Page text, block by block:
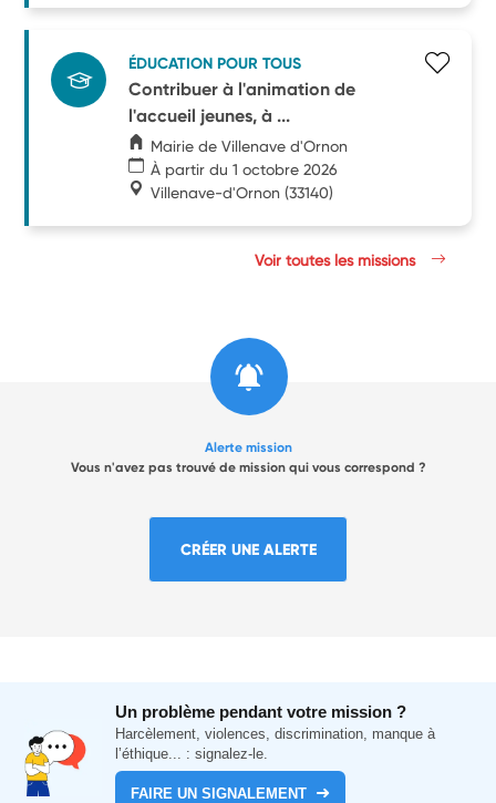
ÉDUCATION POUR TOUS
Contribuer à l'animation de
l'accueil jeunes, à ...
Mairie de Villenave d'Ornon
À partir du 1 octobre 2026
Villenave-d'Ornon (33140)
Voir toutes les missions
Alerte mission
Vous n'avez pas trouvé de mission qui vous correspond ?
CRÉER UNE ALERTE
Un problème pendant votre mission ?
Harcèlement, violences, discrimination, manque à
l’éthique... : signalez-le.
FAIRE UN SIGNALEMENT